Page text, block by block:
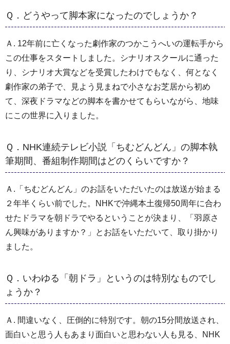
Ｑ．どうやって脚本家になったのでしょうか？
Ａ. 12年前に亡くなった劇作家のつかこうへいの運転手から
この仕事をスタートしました。シナリオスクールに通った
り、シナリオ大賞などを受賞したわけでもなく、何となく
劇作家の弟子で、見よう見まねで小さなお芝居から初め
て、深夜ドラマなどの脚本を書かせてもらいながら、地味
にこの世界に入りました。
Ｑ．NHK連続テレビ小説「ちむどんどん」の脚本執
筆期間、番組制作期間はどのくらいですか？
Ａ.「ちむどんどん」のお話をいただいたのは放送が始まる
２年半くらい前でした。NHKで沖縄本土復帰50周年に合わ
せたドラマを朝ドラでやるということが決まり、「羽原さ
ん興味がありますか？」とお話をいただいて、取り掛かり
ました。
Ｑ．いわゆる「朝ドラ」というのは特別なものでし
ょうか？
Ａ. 間違いなく、圧倒的に特別です。朝の15分間放送され、
面白いと思う人もあまり面白いと思わない人も見る、NHK